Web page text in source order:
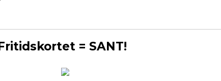
= SANT!